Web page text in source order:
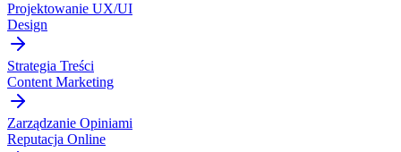
Projektowanie UX/UI
Design
Strategia Treści
Content Marketing
Zarządzanie Opiniami
Reputacja Online